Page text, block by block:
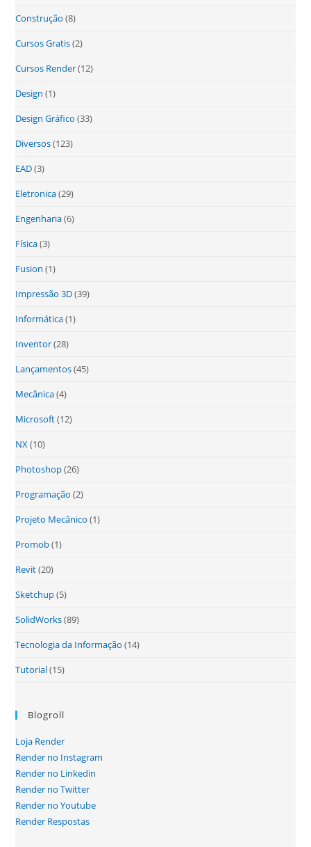
Construção (8)
Cursos Gratis(2)
Cursos Render(12)
Design (1)
Design Gráfico (33)
Diversos(123)
EAD(3)
Eletronica(29)
Engenharia(6)
Física(3)
Fusion (1)
Impressão 3D(39)
Informática(1)
Inventor(28)
Lançamentos(45)
Mecânica(4)
Microsoft(12)
NX(10)
Photoshop(26)
Programação (2)
Projeto Mecânico (1)
Promob(1)
Revit(20)
Sketchup(5)
SolidWorks(89)
Tecnologia da Informação (14)
Tutorial(15)
Blogroll
Loja Render
Render no Instagram
Render no Linkedin
Render no Twitter
Render no Youtube
Render Respostas